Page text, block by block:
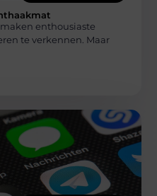
enthousiaste
te verkennen. Maar